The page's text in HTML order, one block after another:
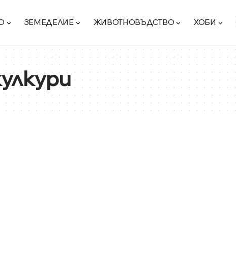
ЗЕМЕДЕЛИЕ ЖИВОТНОВЪДСТВО ХОБИ